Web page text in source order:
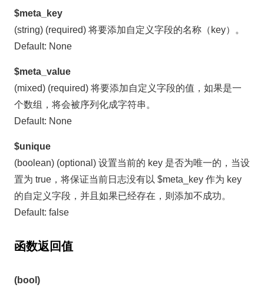
$meta_key
(string) (required) 将要添加自定义字段的名称（key）。
Default: None
$meta_value
(mixed) (required) 将要添加自定义字段的值，如果是一
个数组，将会被序列化成字符串。
Default: None
$unique
(boolean) (optional) 设置当前的 key 是否为唯一的，当设
置为 true，将保证当前日志没有以 $meta_key 作为 key
的自定义字段，并且如果已经存在，则添加不成功。
Default: false
函数返回值
(bool)